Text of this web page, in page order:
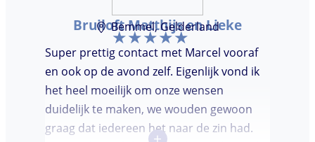
Bruiloft Matthijs en Lieke
Bemmel, Gelderland
Super prettig contact met Marcel vooraf
en ook op de avond zelf. Eigenlijk vond ik
het heel moeilijk om onze wensen
duidelijk te maken, we wouden gewoon
graag dat iedereen het naar de zin had.